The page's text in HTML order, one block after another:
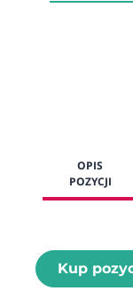
OPIS
POZYCJI
Kup